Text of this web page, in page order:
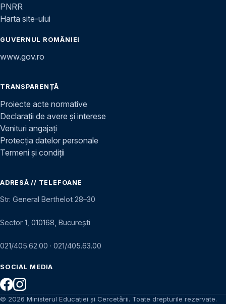
PNRR
Harta site-ului
GUVERNUL ROMÂNIEI
www.gov.ro
TRANSPARENȚĂ
Proiecte acte normative
Declarații de avere și interese
Venituri angajați
Protecția datelor personale
Termeni și condiții
ADRESĂ // TELEFOANE
Str. General Berthelot 28–30
Sector 1, 010168, București
021/405.62.00 · 021/405.63.00
SOCIAL MEDIA
© 2026 Ministerul Educației și Cercetării. Toate drepturile rezervate.